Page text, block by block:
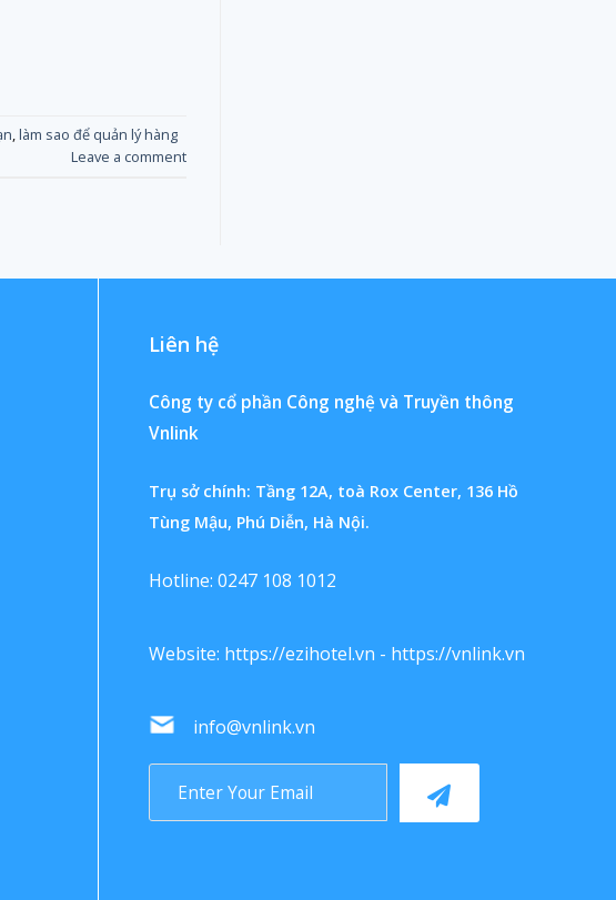
,làm sao để quản lý hàng
Leave a comment
Liên hệ
Công ty cổ phần Công nghệ và Truyền thông
Vnlink
Trụ sở chính: Tầng 12A, toà Rox Center, 136 Hồ
Tùng Mậu, Phú Diễn, Hà Nội.
Hotline: 0247 108 1012
Website: https://ezihotel.vn - https://vnlink.vn
info@vnlink.vn